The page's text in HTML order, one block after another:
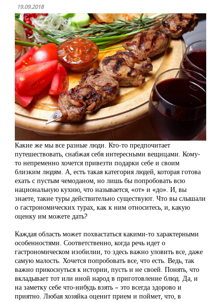
19.09.2018
Какие же мы все разные люди. Кто-то предпочитает
путешествовать, снабжая себя интересными вещицами. Кому-
то непременно хочется привезти подарки себе и своим
близким людям. А, есть такая категория людей, которая готова
ехать с пустым чемоданом, но лишь бы попробовать всю
национальную кухню, что называется, «от» и «до». И, вы
знаете, такие туры действительно существуют. Что вы слышали
о гастрономических турах, как к ним относитесь, и, какую
оценку им можете дать?
Каждая область может похвастаться какими-то характерными
особенностями. Соответственно, когда речь идет о
гастрономическом изобилии, то здесь важно уловить все, даже
самую малость. Хочется попробовать все, что есть. Ведь, так
важно прикоснуться к истории, пусть и не своей. Понять, что
вкладывает тот или иной народ в приготовление блюд. Да, и
на заметку себе что-нибудь взять – это всегда здорово и
приятно. Любая хозяйка оценит прием и поймет, что, в